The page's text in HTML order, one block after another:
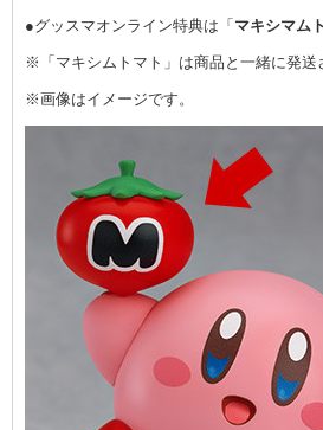
●グッスマオンライン特典は「 マキシマム
※「マキシムトマト」は商品と一緒に発送
※画像はイメージです。